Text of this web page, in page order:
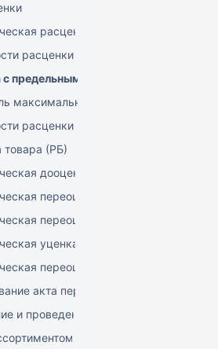
расценка при проведении
расценки в РБ
с предельными надбавками
максимальных цен (РБ)
расценки РФ
товара (РБ)
дооценка товаров
переоценка акционного товара
переоценка по прайсам и
уценка товаров
переоценка
акта переоценки
и проведение акций
магазинов